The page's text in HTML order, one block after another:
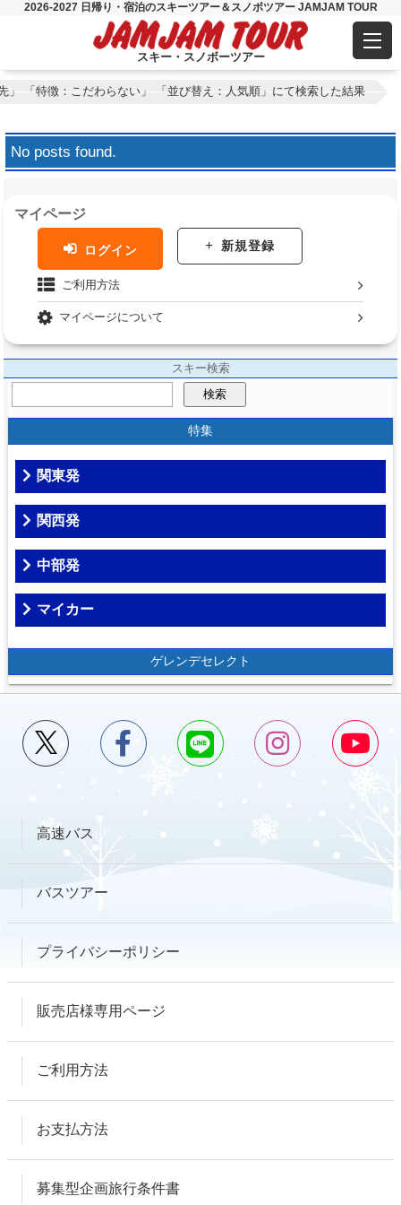
2026-2027 日帰り・宿泊のスキーツアー＆スノボツアー JAMJAM TOUR
スキー・スノボーツアー
「特徴：こだわらない」 「並び替え：人気順」にて検索した結果
No posts found.
マイページ
ログイン 新規登録
ご利用方法
マイページについて
スキー検索
検索
特集
関東発
関西発
中部発
マイカー
ゲレンデセレクト
高速バス
バスツアー
プライバシーポリシー
販売店様専用ページ
ご利用方法
お支払方法
募集型企画旅行条件書